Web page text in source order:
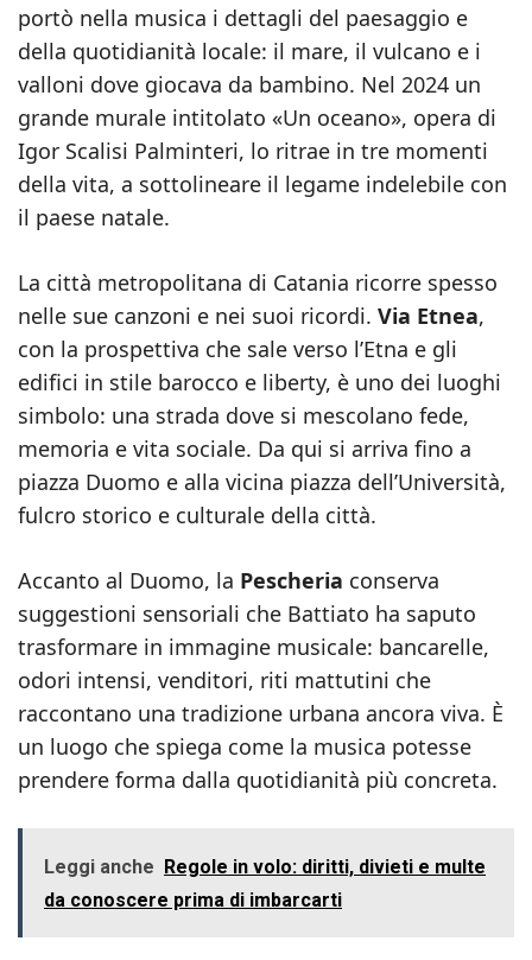
portò nella musica i dettagli del paesaggio e
della quotidianità locale: il mare, il vulcano e i
valloni dove giocava da bambino. Nel 2024 un
grande murale intitolato «Un oceano», opera di
Igor Scalisi Palminteri, lo ritrae in tre momenti
della vita, a sottolineare il legame indelebile con
il paese natale.
La città metropolitana di Catania ricorre spesso
nelle sue canzoni e nei suoi ricordi. Via Etnea,
con la prospettiva che sale verso l’Etna e gli
edifici in stile barocco e liberty, è uno dei luoghi
simbolo: una strada dove si mescolano fede,
memoria e vita sociale. Da qui si arriva fino a
piazza Duomo e alla vicina piazza dell’Università,
fulcro storico e culturale della città.
Accanto al Duomo, la Pescheria conserva
suggestioni sensoriali che Battiato ha saputo
trasformare in immagine musicale: bancarelle,
odori intensi, venditori, riti mattutini che
raccontano una tradizione urbana ancora viva. È
un luogo che spiega come la musica potesse
prendere forma dalla quotidianità più concreta.
Leggi anche Regole in volo: diritti, divieti e multe
da conoscere prima di imbarcarti